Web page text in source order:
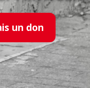
un don